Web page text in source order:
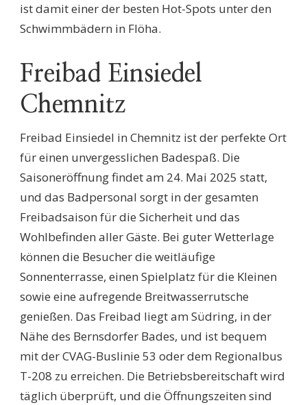
ist damit einer der besten Hot-Spots unter den
Schwimmbädern in Flöha.
Freibad Einsiedel
Chemnitz
Freibad Einsiedel in Chemnitz ist der perfekte Ort
für einen unvergesslichen Badespaß. Die
Saisoneröffnung findet am 24. Mai 2025 statt,
und das Badpersonal sorgt in der gesamten
Freibadsaison für die Sicherheit und das
Wohlbefinden aller Gäste. Bei guter Wetterlage
können die Besucher die weitläufige
Sonnenterrasse, einen Spielplatz für die Kleinen
sowie eine aufregende Breitwasserrutsche
genießen. Das Freibad liegt am Südring, in der
Nähe des Bernsdorfer Bades, und ist bequem
mit der CVAG-Buslinie 53 oder dem Regionalbus
T-208 zu erreichen. Die Betriebsbereitschaft wird
täglich überprüft, und die Öffnungszeiten sind